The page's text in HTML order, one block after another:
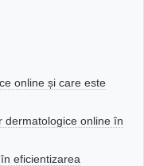
online și care este
dermatologice online în
eficientizarea